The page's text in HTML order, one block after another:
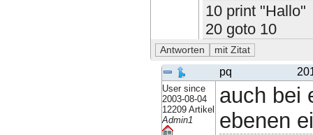
10 print "Hallo"
20 goto 10
pq
User since
2003-08-04
12209 Artikel
Admin1
auch bei
ebenen